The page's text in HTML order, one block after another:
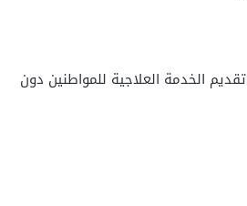
الخدمة العلاجية للمواطنين دون